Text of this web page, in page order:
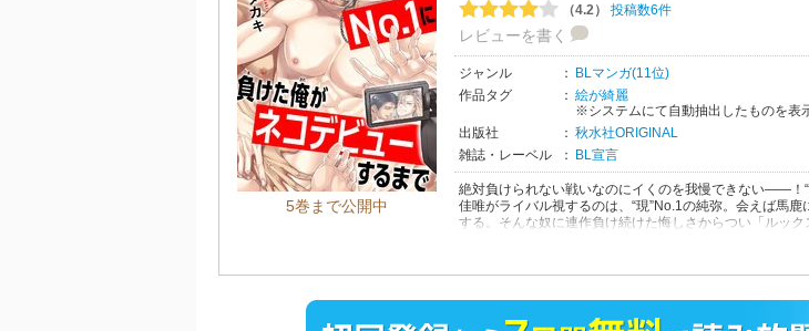
5巻まで公開中
（4.2） 投稿数6件
レビューを書く
ジャンル ： BLマンガ(11位)
作品タグ
： 絵が綺麗
※システムにて自動抽出したものを表
出版社
： 秋水社ORIGINAL
雑誌・レーベル
： BL宣言
絶対負けられない戦いなのにイくのを我慢できない――！“
佳唯がライバル視するのは、“現”No.1の純弥。会えば馬鹿
する。そんな奴に連作負け続けた悔しさからつい「ルッ
け」と煽ったら、純弥からとある勝負の提案が。それは
ら自分がNo.1になれると目論み、勝負を承諾した佳唯。
返しとばかりに後ろを触ってきて!?しかも中に入ってく
りかよ――!!?